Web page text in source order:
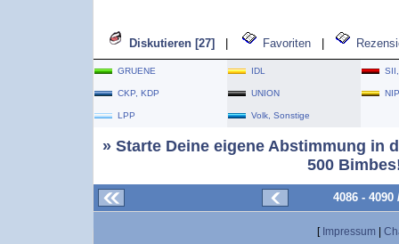
Diskutieren [27] Favoriten
GRUENE IDL
CKP, KDP UNION NIP
LPP Volk, Sonstige
» Starte Deine eigene Abstimmung in
500
4086 -
[ Impressum